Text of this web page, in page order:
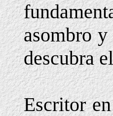
asombro
descubra
Escritor